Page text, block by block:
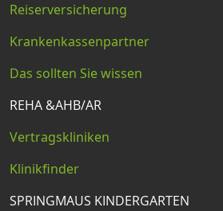
Reiserversicherung
Krankenkassenpartner
Das sollten Sie wissen
REHA &AHB/AR
Vertragskliniken
Klinikfinder
SPRINGMAUS KINDERGARTEN